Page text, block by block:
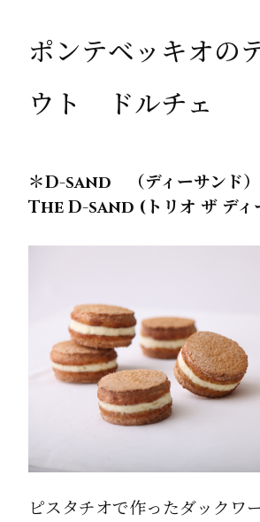
ポンテベッキオの
ウト ドルチェ
＊D-sand （ディーサン
The D-sand (トリオ ザ ディ
ピスタチオで作ったダックワ